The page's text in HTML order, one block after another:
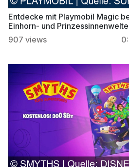
Entdecke mit Playmobil Magic
Einhorn- und
Abenteuer
907 views